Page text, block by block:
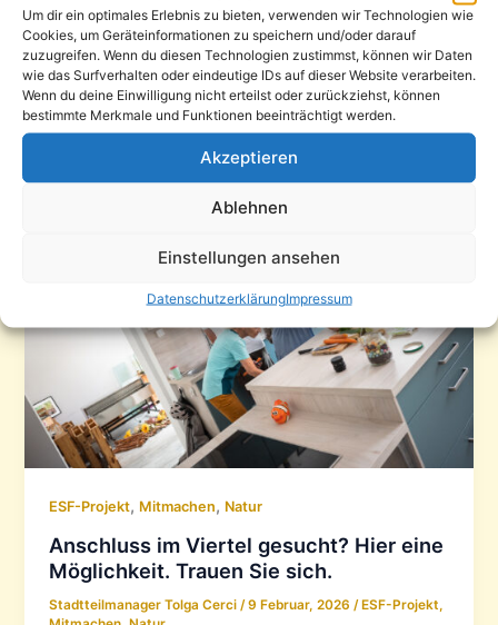
Um dir ein optimales Erlebnis zu bieten, verwenden wir Technologien wie
Cookies, um Geräteinformationen zu speichern und/oder darauf
zuzugreifen. Wenn du diesen Technologien zustimmst, können wir Daten
wie das Surfverhalten oder eindeutige IDs auf dieser Website verarbeiten.
Wenn du deine Einwilligung nicht erteilst oder zurückziehst, können
bestimmte Merkmale und Funktionen beeinträchtigt werden.
Akzeptieren
Ablehnen
Einstellungen ansehen
DatenschutzerklärungImpressum
Die aktuelle Ausgabe des „Sonnenberger“ ist
erschienen – dieses Mal als Sonderausgabe mit 36
Seiten statt der üblichen 24. Freuen Sie sich auf
vielfältige Einblicke in das Stadtteilleben:
ESF-Projekt, Mitmachen, Natur
Anschluss im Viertel gesucht? Hier eine
Möglichkeit. Trauen Sie sich.
Stadtteilmanager Tolga Cerci /9 Februar, 2026 /ESF-Projekt,